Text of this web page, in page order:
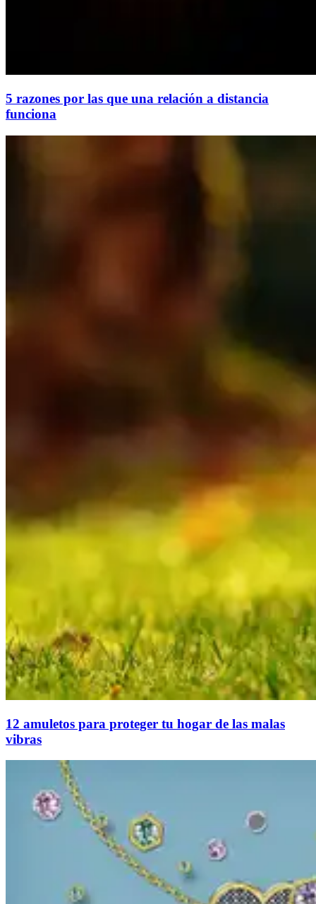
5 razones por las que una relación a distancia
funciona
12 amuletos para proteger tu hogar de las malas
vibras